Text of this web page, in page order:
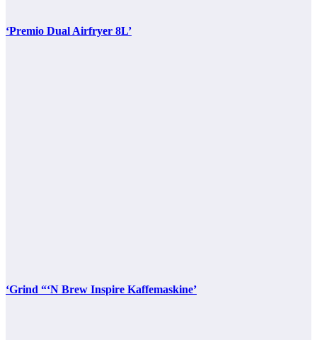
‘Premio Dual Airfryer 8L’
‘Grind “‘N Brew Inspire Kaffemaskine’